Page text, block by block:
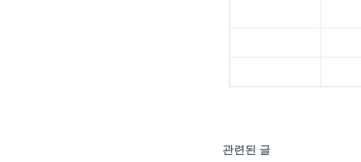
관련된 글